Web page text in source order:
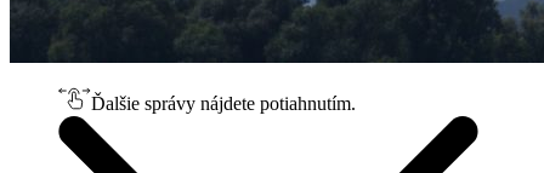
Ďalšie správy nájdete potiahnutím.